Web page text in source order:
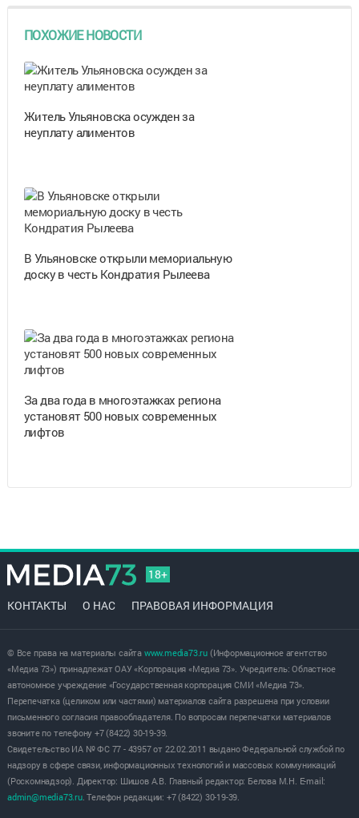
ПОХОЖИЕ НОВОСТИ
Житель Ульяновска осужден за
неуплату алиментов
В Ульяновске открыли мемориальную
доску в честь Кондратия Рылеева
За два года в многоэтажках региона
установят 500 новых современных
лифтов
18+
КОНТАКТЫ О НАС ПРАВОВАЯ ИНФОРМАЦИЯ
© Все права на материалы сайта www.media73.ru(Информационное агентство
«Медиа 73») принадлежат ОАУ «Корпорация «Медиа 73». Учредитель: Областное
автономное учреждение «Государственная корпорация СМИ «Медиа 73».
Перепечатка (целиком или частями) материалов сайта разрешена при условии
письменного согласия правообладателя. По вопросам перепечатки материалов
звоните по телефону +7 (8422) 30-19-39.
Свидетельство ИА № ФС 77 - 43957 от 22.02.2011 выдано Федеральной службой по
надзору в сфере связи, информационных технологий и массовых коммуникаций
(Роскомнадзор). Директор: Шишов А.В. Главный редактор: Белова М.Н. E-mail:
admin@media73.ru. Телефон редакции: +7 (8422) 30-19-39.